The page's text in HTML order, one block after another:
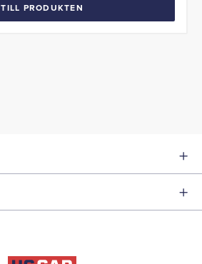
TILL PRODUKTEN